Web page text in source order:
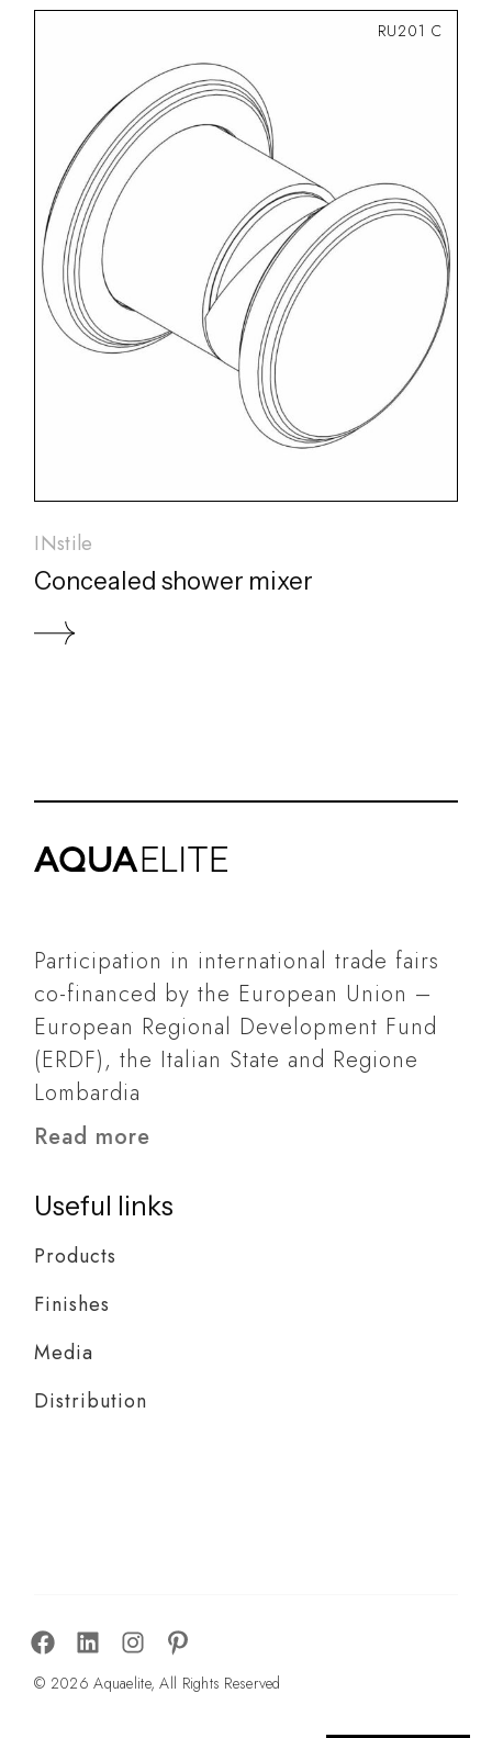
RU201 C
INstile
Concealed shower mixer
Participation in international trade fairs
co-financed by the European Union –
European Regional Development Fund
(ERDF), the Italian State and Regione
Lombardia
Read more
Useful links
Products
Finishes
Media
Distribution
© 2026 Aquaelite, All Rights Reserved